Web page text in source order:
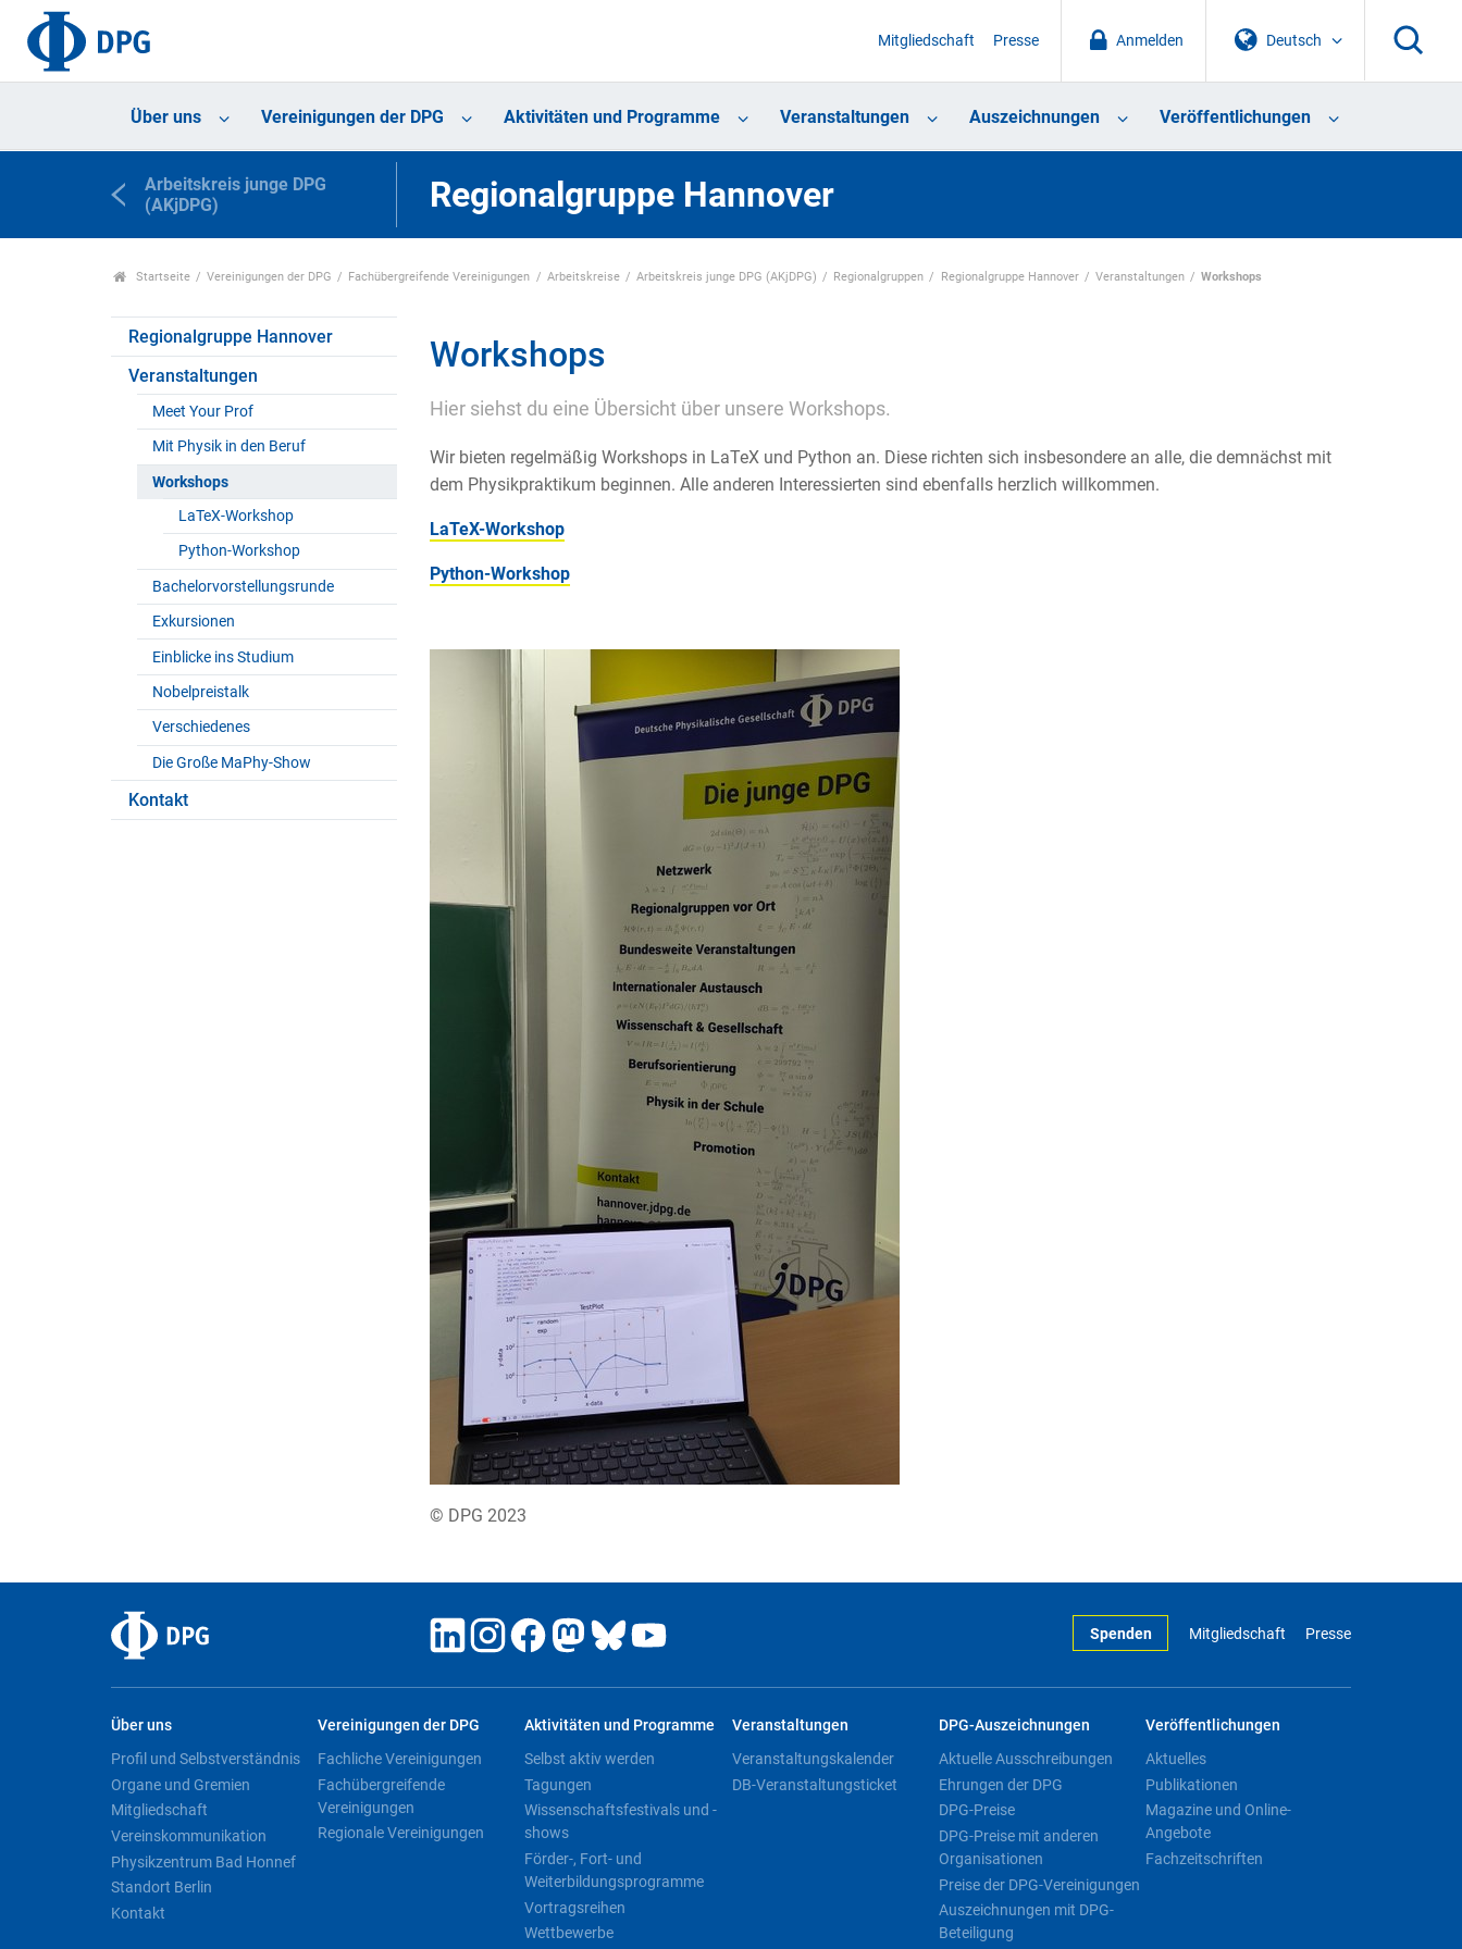
Deutsch
Anmelden
Mitgliedschaft Presse
Über uns Vereinigungen der DPG Aktivitäten und Programme Veranstaltungen Auszeichnungen Veröffentlichungen
Arbeitskreis junge DPG
(AKjDPG)
Regionalgruppe Hannover
Startseite Vereinigungen der DPG Fachübergreifende Vereinigungen Arbeitskreise Arbeitskreis junge DPG (AKjDPG) Regionalgruppen Regionalgruppe Hannover Veranstaltungen Workshops
Regionalgruppe Hannover
Veranstaltungen
Meet Your Prof
Mit Physik in den Beruf
Workshops
LaTeX-Workshop
Python-Workshop
Bachelorvorstellungsrunde
Exkursionen
Einblicke ins Studium
Nobelpreistalk
Verschiedenes
Die Große MaPhy-Show
Kontakt
Workshops
Hier siehst du eine Übersicht über unsere Workshops.
Wir bieten regelmäßig Workshops in LaTeX und Python an. Diese richten sich insbesondere an alle, die demnächst mit
dem Physikpraktikum beginnen. Alle anderen Interessierten sind ebenfalls herzlich willkommen.
LaTeX-Workshop
Python-Workshop
© DPG 2023
Spenden Mitgliedschaft Presse
Über uns
Profil und Selbstverständnis
Organe und Gremien
Mitgliedschaft
Vereinskommunikation
Physikzentrum Bad Honnef
Standort Berlin
Kontakt
Vereinigungen der DPG
Fachliche Vereinigungen
Fachübergreifende
Vereinigungen
Regionale Vereinigungen
Aktivitäten und Programme
Selbst aktiv werden
Tagungen
Wissenschaftsfestivals und -
shows
Förder-, Fort- und
Weiterbildungsprogramme
Vortragsreihen
Wettbewerbe
Veranstaltungen
Veranstaltungskalender
DB-Veranstaltungsticket
DPG-Auszeichnungen
Aktuelle Ausschreibungen
Ehrungen der DPG
DPG-Preise
DPG-Preise mit anderen
Organisationen
Preise der DPG-Vereinigungen
Auszeichnungen mit DPG-
Beteiligung
Veröffentlichungen
Aktuelles
Publikationen
Magazine und Online-
Angebote
Fachzeitschriften